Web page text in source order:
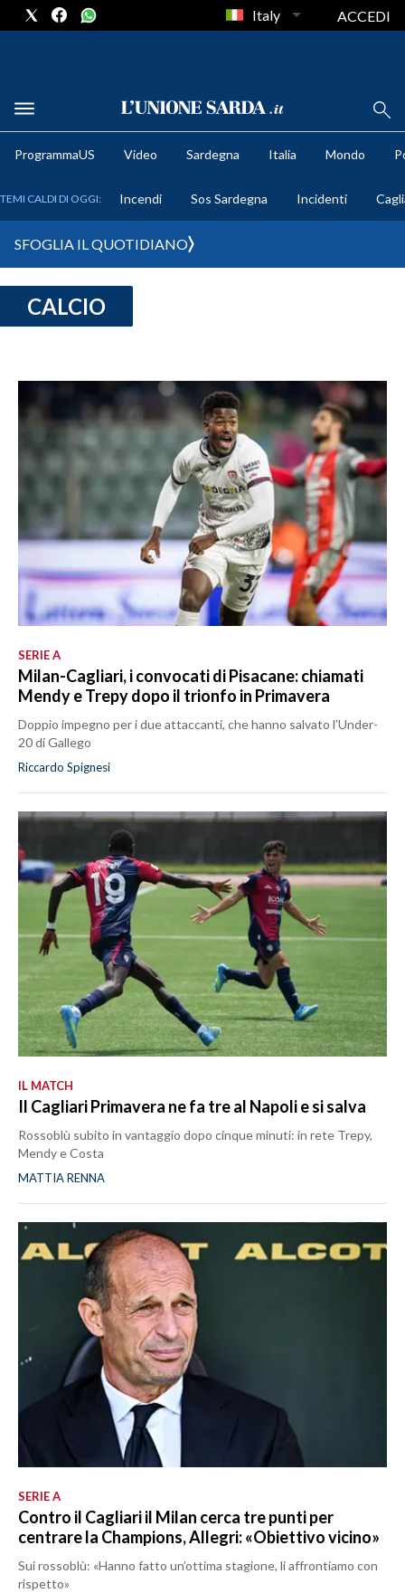
METEO
CRONACA SARDEGNA
SULCIS IGLESIENTE
MEDIO CAMPIDANO
NUORO E PROVINCIA
OGLIASTRA
AGENDA
CRONACA
ITALIA
MONDO
POLITICA
ECONOMIA
BANDI
SPORT IN SARDEGNA
SPORT
RISULTATI E CLASSIFICHE
CALCIO
CALCIO REGIONALE
BASKET
VOLLEY
MOTORI
TENNIS
SPETTACOLI
SARDEGNA TURISMO
SARDI NEL MONDO
#CARAUNIONE
3 MINUTI CON
Italy ACCEDI
ProgrammaUS Video Sardegna Italia Mondo
TEMI CALDI DI OGGI: Incendi Sos Sardegna Incidenti
SFOGLIA IL QUOTIDIANO
CALCIO
SERIE A
Milan-Cagliari, i convocati di Pisacane: chiamati
Mendy e Trepy dopo il trionfo in Primavera
Doppio impegno per i due attaccanti, che hanno salvato l’Under-
20 di Gallego
Riccardo Spignesi
IL MATCH
Il Cagliari Primavera ne fa tre al Napoli e si salva
Rossoblù subito in vantaggio dopo cinque minuti: in rete Trepy,
Mendy e Costa
MATTIA RENNA
SERIE A
Contro il Cagliari il Milan cerca tre punti per
centrare la Champions, Allegri: «Obiettivo vicino»
Sui rossoblù: «Hanno fatto un’ottima stagione, li affrontiamo con
rispetto»